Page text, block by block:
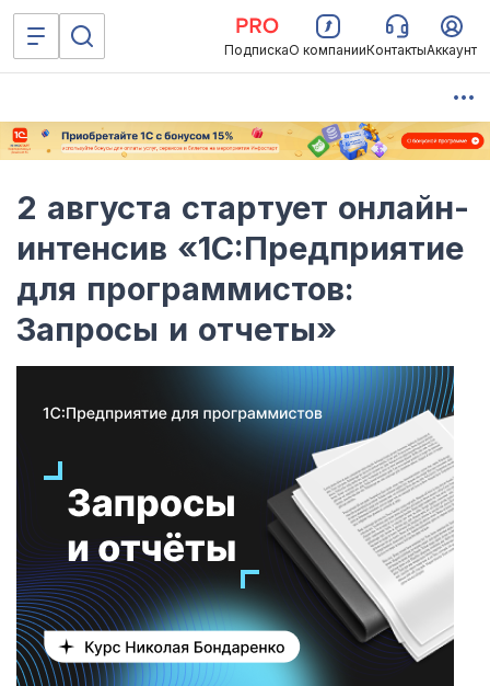
ПодпискаО компанииКонтактыАккаунт
2 августа стартует онлайн-
интенсив «1C:Предприятие
для программистов:
Запросы и отчеты»